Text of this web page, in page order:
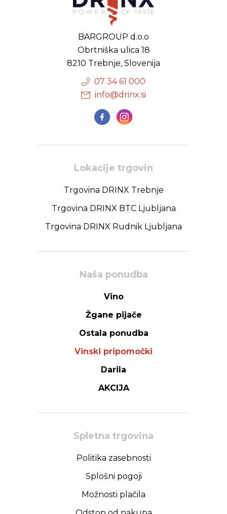
BARGROUP d.o.o
Obrtniška ulica 18
8210 Trebnje, Slovenija
07 34 61 000
info@drinx.si
Lokacije trgovin
Trgovina DRINX Trebnje
Trgovina DRINX BTC Ljubljana
Trgovina DRINX Rudnik Ljubljana
Naša ponudba
Vino
Žgane pijače
Ostala ponudba
Vinski pripomočki
Darila
AKCIJA
Spletna trgovina
Politika zasebnosti
Splošni pogoji
Možnosti plačila